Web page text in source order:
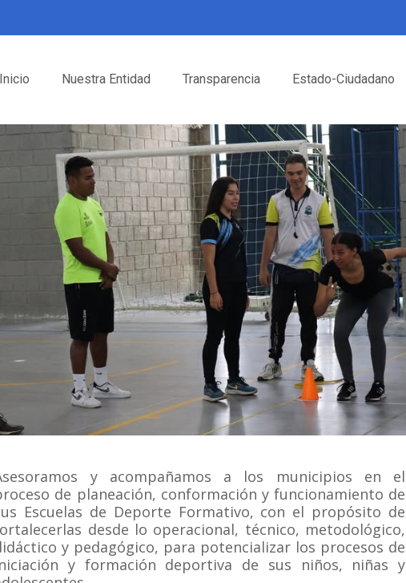
Inicio Nuestra Entidad Transparencia Estado-Ciudadano
y acompañamos a los municipios en el
de planeación, conformación y funcionamiento de
Escuelas de Deporte Formativo, con el propósito de
desde lo operacional, técnico, metodológico,
y pedagógico, para potencializar los procesos de
y formación deportiva de sus niños, niñas y